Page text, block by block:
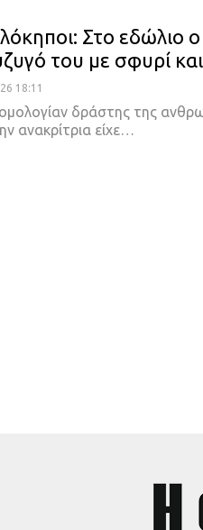
Στο εδώλιο
του με σφυρί
18:11
δράστης της
ανακρίτρια είχε…